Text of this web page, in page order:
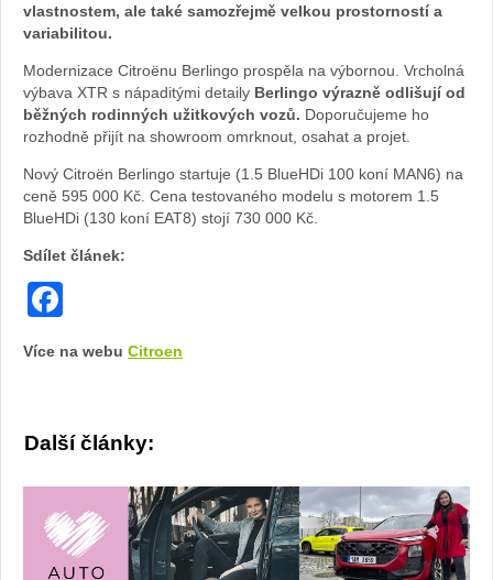
vlastnostem, ale také samozřejmě velkou prostorností a
variabilitou.
Modernizace Citroënu Berlingo prospěla na výbornou. Vrcholná
výbava XTR s nápaditými detaily Berlingo výrazně odlišují od
běžných rodinných užitkových vozů. Doporučujeme ho
rozhodně přijít na showroom omrknout, osahat a projet.
Nový Citroën Berlingo startuje (1.5 BlueHDi 100 koní MAN6) na
ceně 595 000 Kč. Cena testovaného modelu s motorem 1.5
BlueHDi (130 koní EAT8) stojí 730 000 Kč.
Sdílet článek:
Více na webu Citroen
Další články: